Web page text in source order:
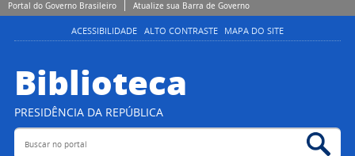
Portal do Governo Brasileiro Atualize sua Barra de Governo
ACESSIBILIDADE ALTO CONTRASTE MAPA DO SITE
Biblioteca
PRESIDÊNCIA DA REPÚBLICA
Buscar no portal